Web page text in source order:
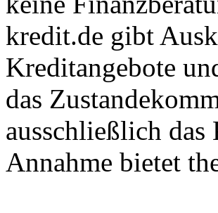
kredit.de gibt
Kreditangebote
das
ausschließlich
Annahme bietet